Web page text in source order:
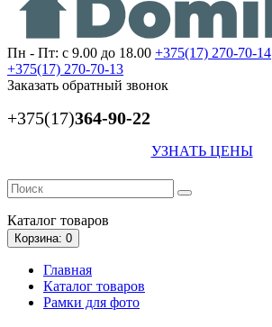
Пн - Пт: с 9.00 до 18.00 +375(17) 270-70-14
+375(17) 270-70-13
Заказать обратный звонок
+375(17)364-90-22
УЗНАТЬ ЦЕНЫ
Каталог товаров
Корзина: 0
Главная
Каталог товаров
Рамки для фото